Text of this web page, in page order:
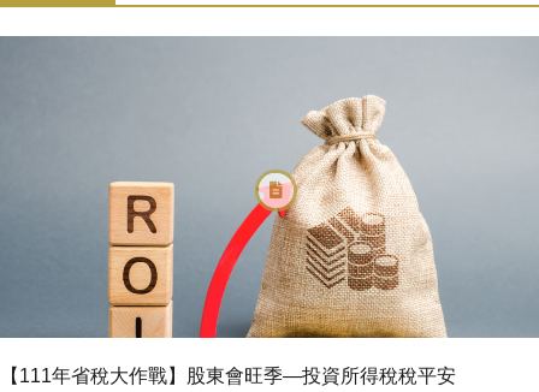
【111年省稅大作戰】股東會旺季—投資所得稅稅平安